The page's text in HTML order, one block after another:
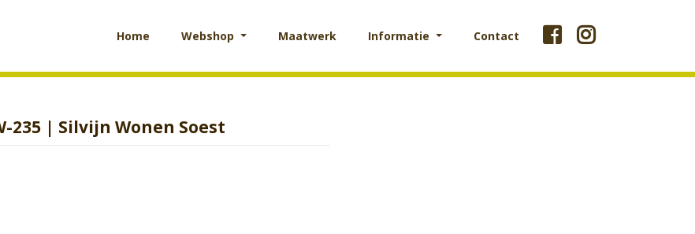
Home Webshop Maatwerk Informatie Contact
235 | Silvijn Wonen Soest